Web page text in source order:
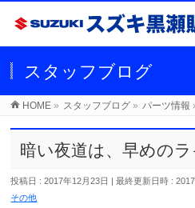
スタッフブログ
HOME » スタッフブログ » パーツ情報
暗い夜道は、早めの
投稿日 : 2017年12月23日 最終更新日時 :
その他